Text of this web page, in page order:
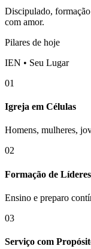
Discipulado,
com amor.
Pilares de hoje
IEN • Seu Lugar
01
Igreja em Células
Homens, mulheres,
02
Formação de Líderes
Ensino e preparo
03
Serviço com